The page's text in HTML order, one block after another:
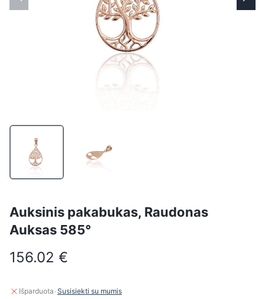
Auksinis pakabukas, Raudonas
Auksas 585°
156.02 €
Išparduota ·Susisiekti su mumis